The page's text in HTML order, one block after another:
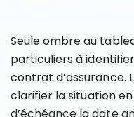
Seule ombre au
particuliers à
contrat d’assurance.
clarifier la situation